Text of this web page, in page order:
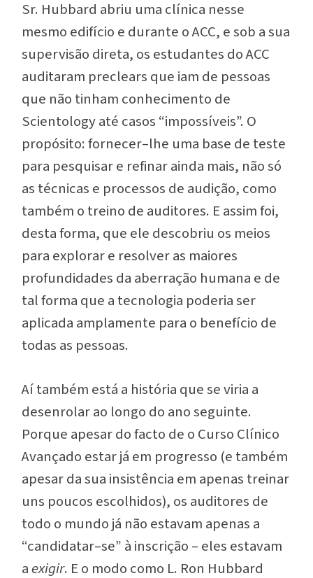
Sr. Hubbard abriu uma clínica nesse
mesmo edifício e durante o ACC, e sob a sua
supervisão direta, os estudantes do ACC
auditaram preclears que iam de pessoas
que não tinham conhecimento de
Scientology até casos “impossíveis”. O
propósito: fornecer–lhe uma base de teste
para pesquisar e refinar ainda mais, não só
as técnicas e processos de audição, como
também o treino de auditores. E assim foi,
desta forma, que ele descobriu os meios
para explorar e resolver as maiores
profundidades da aberração humana e de
tal forma que a tecnologia poderia ser
aplicada amplamente para o benefício de
todas as pessoas.
Aí também está a história que se viria a
desenrolar ao longo do ano seguinte.
Porque apesar do facto de o Curso Clínico
Avançado estar já em progresso (e também
apesar da sua insistência em apenas treinar
uns poucos escolhidos), os auditores de
todo o mundo já não estavam apenas a
“candidatar–se” à inscrição – eles estavam
aexigir. E o modo como L. Ron Hubbard